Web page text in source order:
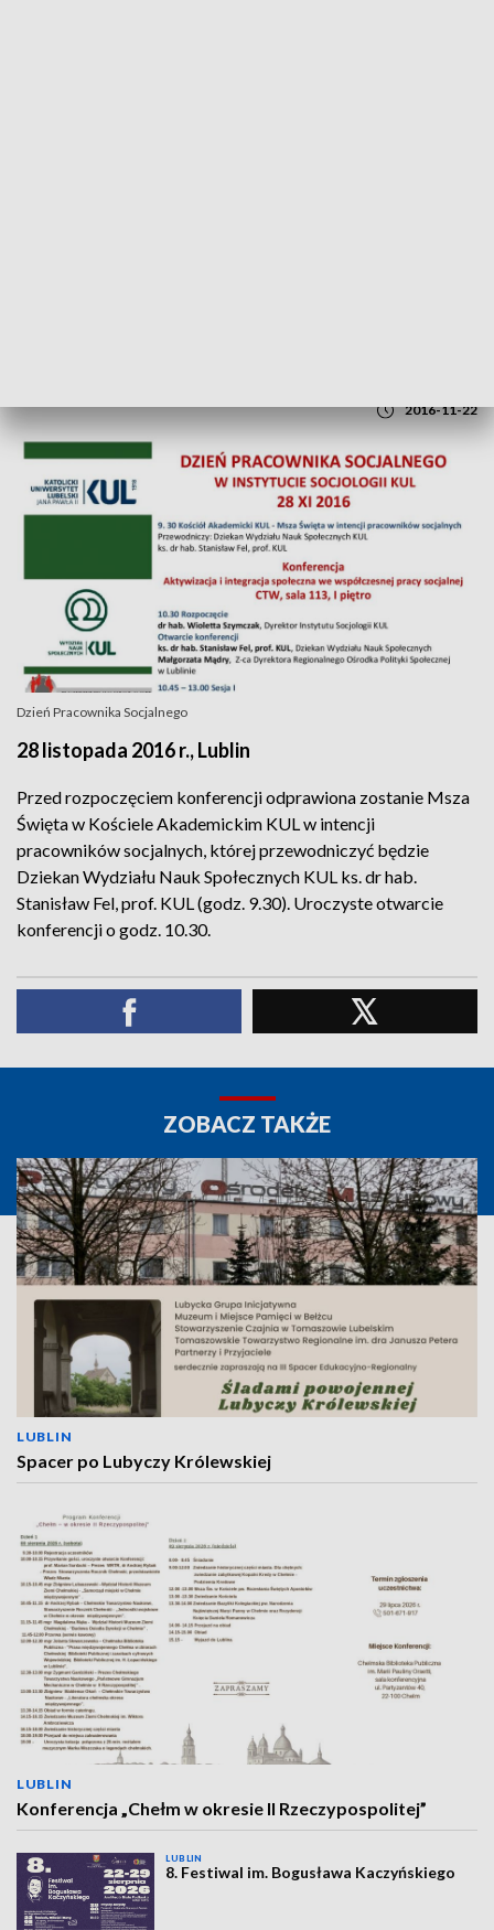
2016-11-22
Dzień Pracownika Socjalnego
28 listopada 2016 r., Lublin
Przed rozpoczęciem konferencji odprawiona zostanie Msza
Święta w Kościele Akademickim KUL w intencji
pracowników socjalnych, której przewodniczyć będzie
Dziekan Wydziału Nauk Społecznych KUL ks. dr hab.
Stanisław Fel, prof. KUL (godz. 9.30). Uroczyste otwarcie
konferencji o godz. 10.30.
ZOBACZ TAKŻE
LUBLIN
Spacer po Lubyczy Królewskiej
LUBLIN
Konferencja „Chełm w okresie II Rzeczypospolitej”
LUBLIN
8. Festiwal im. Bogusława Kaczyńskiego